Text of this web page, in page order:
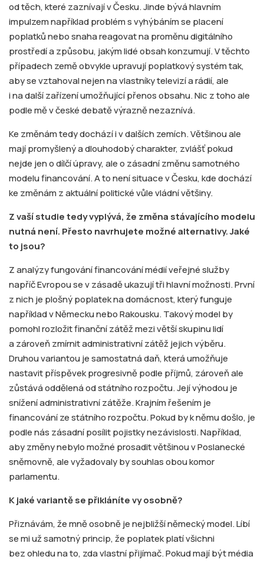
od těch, které zaznívají v Česku. Jinde bývá hlavním
impulzem například problém s vyhýbáním se placení
poplatků nebo snaha reagovat na proměnu digitálního
prostředí a způsobu, jakým lidé obsah konzumují. V těchto
případech země obvykle upravují poplatkový systém tak,
aby se vztahoval nejen na vlastníky televizí a rádií, ale
i na další zařízení umožňující přenos obsahu. Nic z toho ale
podle mě v české debatě výrazně nezaznívá.
Ke změnám tedy dochází i v dalších zemích. Většinou ale
mají promyšlený a dlouhodobý charakter, zvlášť pokud
nejde jen o dílčí úpravy, ale o zásadní změnu samotného
modelu financování. A to není situace v Česku, kde dochází
ke změnám z aktuální politické vůle vládní většiny.
Z vaší studie tedy vyplývá, že změna stávajícího modelu
nutná není. Přesto navrhujete možné alternativy. Jaké
to jsou?
Z analýzy fungování financování médií veřejné služby
napříč Evropou se v zásadě ukazují tři hlavní možnosti. První
z nich je plošný poplatek na domácnost, který funguje
například v Německu nebo Rakousku. Takový model by
pomohl rozložit finanční zátěž mezi větší skupinu lidí
a zároveň zmírnit administrativní zátěž jejich výběru.
Druhou variantou je samostatná daň, která umožňuje
nastavit příspěvek progresivně podle příjmů, zároveň ale
zůstává oddělená od státního rozpočtu. Její výhodou je
snížení administrativní zátěže. Krajním řešením je
financování ze státního rozpočtu. Pokud by k němu došlo, je
podle nás zásadní posílit pojistky nezávislosti. Například,
aby změny nebylo možné prosadit většinou v Poslanecké
sněmovně, ale vyžadovaly by souhlas obou komor
parlamentu.
K jaké variantě se přikláníte vy osobně?
Přiznávám, že mně osobně je nejbližší německý model. Líbí
se mi už samotný princip, že poplatek platí všichni
bez ohledu na to, zda vlastní přijímač. Pokud mají být média